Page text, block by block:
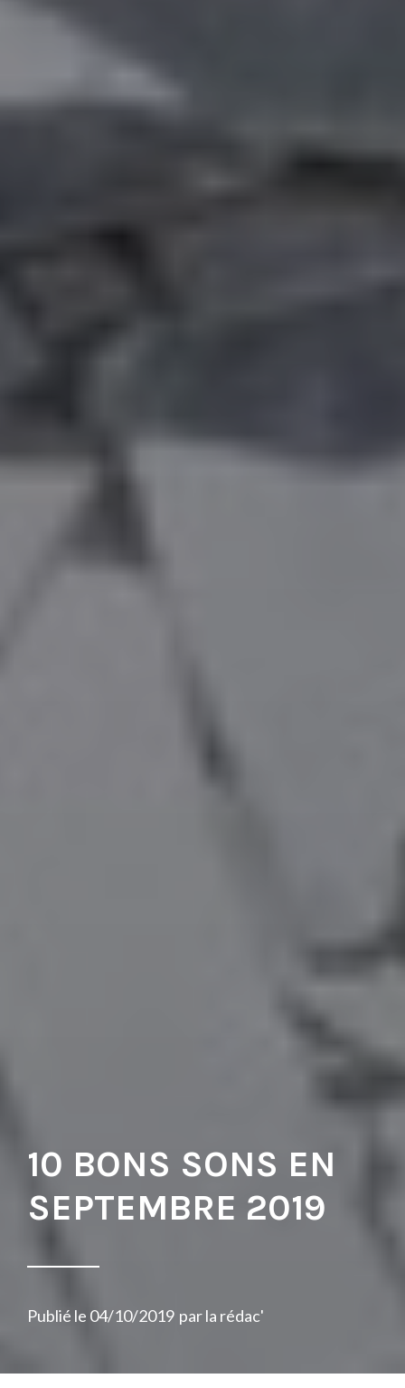
10 BONS SONS EN
SEPTEMBRE 2019
Publié le 04/10/2019 parla rédac'